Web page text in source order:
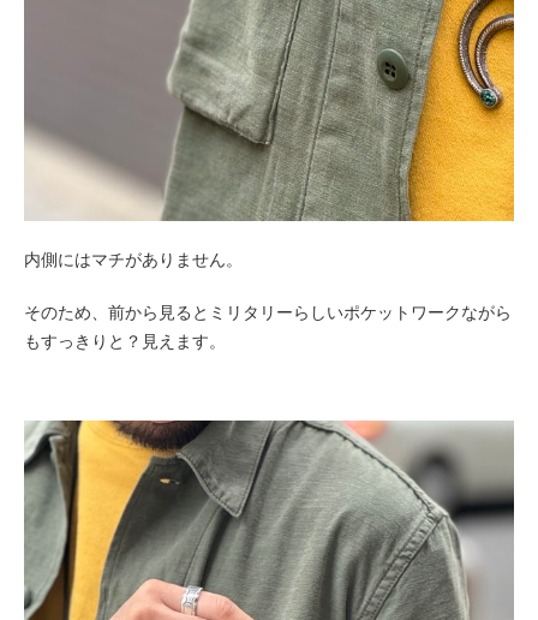
内側にはマチがありません。
そのため、前から見るとミリタリーらしいポケットワークながら
もすっきりと？見えます。